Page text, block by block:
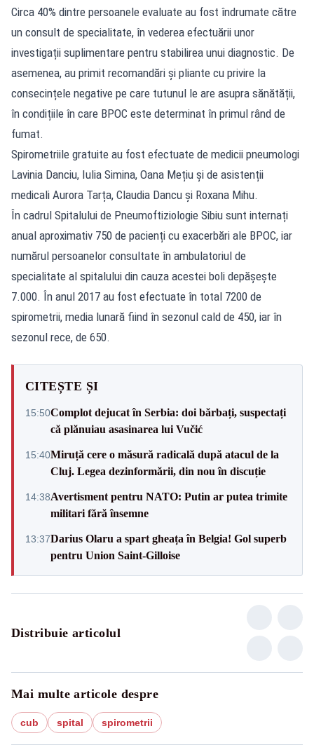
Circa 40% dintre persoanele evaluate au fost îndrumate către
un consult de specialitate, în vederea efectuării unor
investigații suplimentare pentru stabilirea unui diagnostic. De
asemenea, au primit recomandări și pliante cu privire la
consecințele negative pe care tutunul le are asupra sănătății,
în condițiile în care BPOC este determinat în primul rând de
fumat.
Spirometriile gratuite au fost efectuate de medicii pneumologi
Lavinia Danciu, Iulia Simina, Oana Mețiu și de asistenții
medicali Aurora Tarța, Claudia Dancu și Roxana Mihu.
În cadrul Spitalului de Pneumoftiziologie Sibiu sunt internați
anual aproximativ 750 de pacienți cu exacerbări ale BPOC, iar
numărul persoanelor consultate în ambulatoriul de
specialitate al spitalului din cauza acestei boli depășește
7.000. În anul 2017 au fost efectuate în total 7200 de
spirometrii, media lunară fiind în sezonul cald de 450, iar în
sezonul rece, de 650.
CITEȘTE ȘI
15:50Complot dejucat în Serbia: doi bărbați, suspectați
că plănuiau asasinarea lui Vučić
15:40Miruță cere o măsură radicală după atacul de la
Cluj. Legea dezinformării, din nou în discuție
14:38Avertisment pentru NATO: Putin ar putea trimite
militari fără însemne
13:37Darius Olaru a spart gheața în Belgia! Gol superb
pentru Union Saint-Gilloise
Distribuie articolul
Mai multe articole despre
cub spital spirometrii